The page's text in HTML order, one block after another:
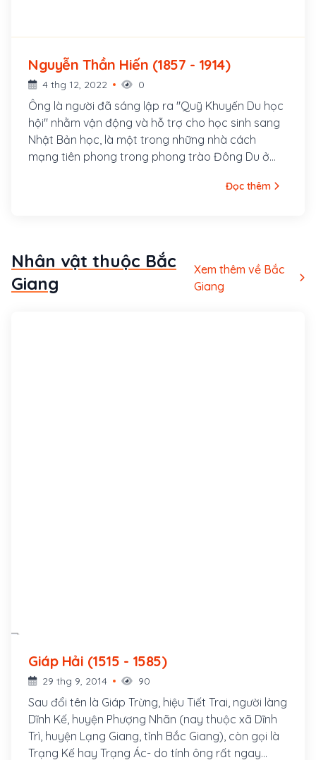
Nguyễn Thần Hiến (1857 - 1914)
4 thg 12, 2022 0
Ông là người đã sáng lập ra "Quỹ Khuyến Du học
hội" nhằm vận động và hỗ trợ cho học sinh sang
Nhật Bản học, là một trong những nhà cách
mạng tiên phong trong phong trào Đông Du ở
Đọc thêm
Nhân vật thuộc Bắc
Giang
Xem thêm về Bắc
Giang
Giáp Hải (1515 - 1585)
29 thg 9, 2014 90
Sau đổi tên là Giáp Trừng, hiệu Tiết Trai, người làng
Dĩnh Kế, huyện Phượng Nhãn (nay thuộc xã Dĩnh
Trì, huyện Lạng Giang, tỉnh Bắc Giang), còn gọi là
Trạng Kế hay Trạng Ác- do tính ông rất ngay